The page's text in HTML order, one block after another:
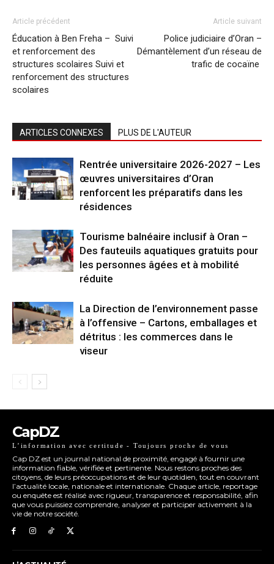
Article précédent
Éducation à Ben Freha – Suivi
et renforcement des
structures scolaires Suivi et
renforcement des structures
scolaires
Article suivant
Police judiciaire d’Oran –
Démantèlement d’un réseau de
trafic de cocaïne
ARTICLES CONNEXES PLUS DE L'AUTEUR
Rentrée universitaire 2026-2027 – Les
œuvres universitaires d’Oran
renforcent les préparatifs dans les
résidences
Tourisme balnéaire inclusif à Oran –
Des fauteuils aquatiques gratuits pour
les personnes âgées et à mobilité
réduite
La Direction de l’environnement passe
à l’offensive – Cartons, emballages et
détritus : les commerces dans le
viseur
CapDZ
L’information avec certitude - Toujours proche de vous
Cap DZ est un journal national de proximité, engagé à fournir une
information fiable, vérifiée et pertinente. Nous restons proches des
citoyens, de leurs préoccupations et de leur quotidien, tout en couvrant
l’actualité locale, nationale et internationale. Chaque article, reportage
ou enquête est réalisé avec rigueur, transparence et responsabilité, afin
que vous puissiez comprendre, analyser et participer activement à la
vie de notre société.